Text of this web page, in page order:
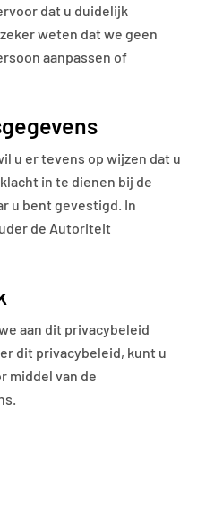
dat u duidelijk
weten dat we geen
aanpassen of
u er tevens op wijzen dat u
in te dienen bij de
u bent gevestigd. In
de Autoriteit
aan dit privacybeleid
dit privacybeleid, kunt u
middel van de